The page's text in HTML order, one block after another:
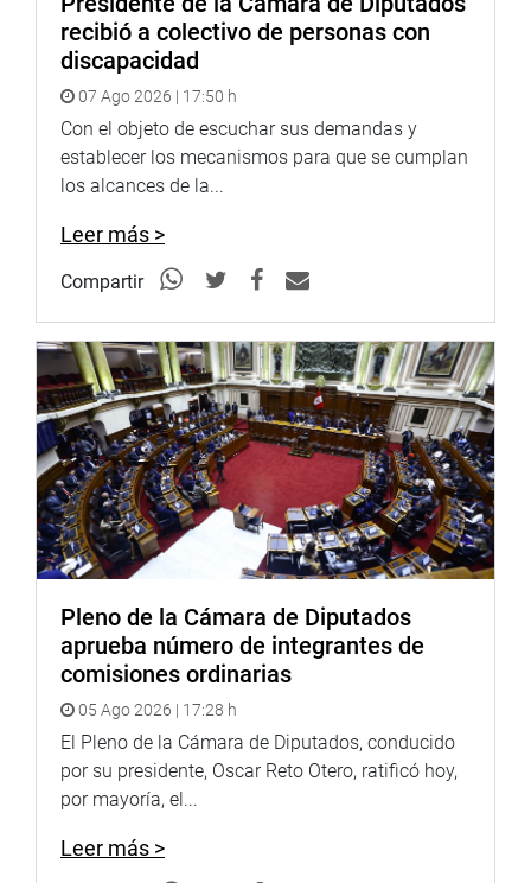
recibió a colectivo de personas con
discapacidad
07 Ago 2026 | 17:50 h
Con el objeto de escuchar sus demandas y
establecer los mecanismos para que se cumplan
los alcances de la...
Leer más >
Compartir
Pleno de la Cámara de Diputados
aprueba número de integrantes de
comisiones ordinarias
05 Ago 2026 | 17:28 h
El Pleno de la Cámara de Diputados, conducido
por su presidente, Oscar Reto Otero, ratificó hoy,
por mayoría, el...
Leer más >